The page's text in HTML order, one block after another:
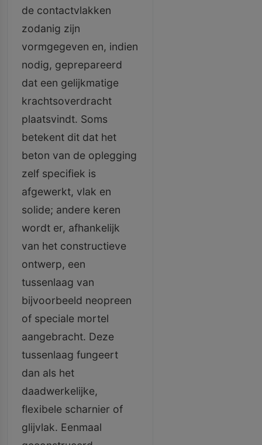
de contactvlakken
zodanig zijn
vormgegeven en, indien
nodig, geprepareerd
dat een gelijkmatige
krachtsoverdracht
plaatsvindt. Soms
betekent dit dat het
beton van de oplegging
zelf specifiek is
afgewerkt, vlak en
solide; andere keren
wordt er, afhankelijk
van het constructieve
ontwerp, een
tussenlaag van
bijvoorbeeld neopreen
of speciale mortel
aangebracht. Deze
tussenlaag fungeert
dan als het
daadwerkelijke,
flexibele scharnier of
glijvlak. Eenmaal